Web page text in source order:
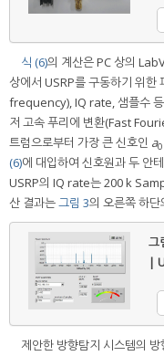
식 (6)의 계산은 PC 상의
상에서 USRP를 구동하기 위
frequency), IQ rate, 샘플수 등
저 고속 푸리에 변환(Fast
트럼으로부터 가장 큰 신호인 a0
(6)에 대입하여 신호원과 두 안
USRP의 IQ rate는 200 k
산 결과는그림 3의 오른쪽 하
그
|
제안한 방향탐지 시스템의